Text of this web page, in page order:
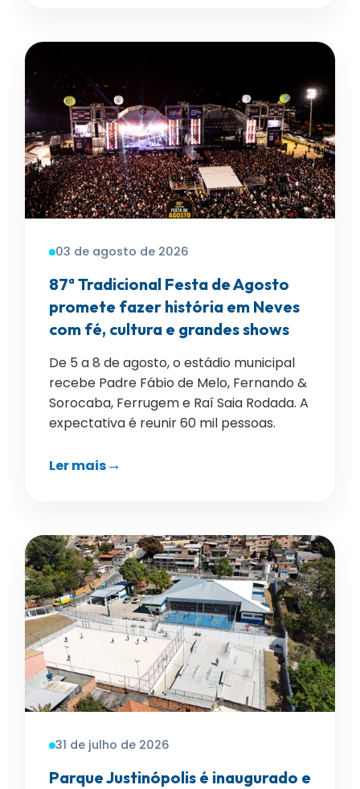
03 de agosto de 2026
87ª Tradicional Festa de Agosto
promete fazer história em Neves
com fé, cultura e grandes shows
De 5 a 8 de agosto, o estádio municipal
recebe Padre Fábio de Melo, Fernando &
Sorocaba, Ferrugem e Raí Saia Rodada. A
expectativa é reunir 60 mil pessoas.
Ler mais
31 de julho de 2026
Parque Justinópolis é inaugurado e